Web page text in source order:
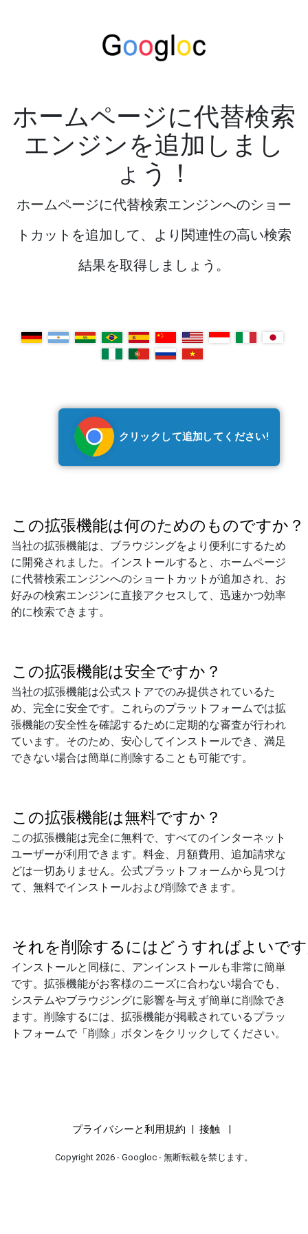
ホームページに代替検索
エンジンを追加しまし
ょう！
ホームページに代替検索エンジンへのショー
トカットを追加して、より関連性の高い検索
結果を取得しましょう。
クリックして追加してください!
この拡張機能は何のためのものですか？
当社の拡張機能は、ブラウジングをより便利にするため
に開発されました。インストールすると、ホームページ
に代替検索エンジンへのショートカットが追加され、お
好みの検索エンジンに直接アクセスして、迅速かつ効率
的に検索できます。
この拡張機能は安全ですか？
当社の拡張機能は公式ストアでのみ提供されているた
め、完全に安全です。これらのプラットフォームでは拡
張機能の安全性を確認するために定期的な審査が行われ
ています。そのため、安心してインストールでき、満足
できない場合は簡単に削除することも可能です。
この拡張機能は無料ですか？
この拡張機能は完全に無料で、すべてのインターネット
ユーザーが利用できます。料金、月額費用、追加請求な
どは一切ありません。公式プラットフォームから見つけ
て、無料でインストールおよび削除できます。
それを削除するにはどうすればよいで
インストールと同様に、アンインストールも非常に簡単
です。拡張機能がお客様のニーズに合わない場合でも、
システムやブラウジングに影響を与えず簡単に削除でき
ます。削除するには、拡張機能が掲載されているプラッ
トフォームで「削除」ボタンをクリックしてください。
プライバシーと利用規約 | 接触 |
Copyright 2026 - Googloc - 無断転載を禁じます。